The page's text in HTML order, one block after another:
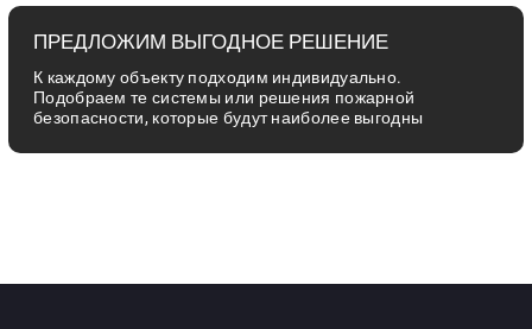
ПРЕДЛОЖИМ ВЫГОДНОЕ РЕШЕНИЕ
К каждому объекту подходим индивидуально.
Подобраем те системы или решения пожарной
безопасности, которые будут наиболее выгодны